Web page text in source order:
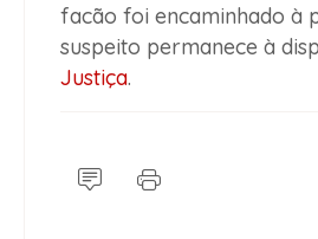
facão foi encaminhado à
suspeito permanece à
Justiça.